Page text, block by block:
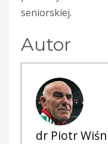
seniorskiej.
Autor
dr Piotr